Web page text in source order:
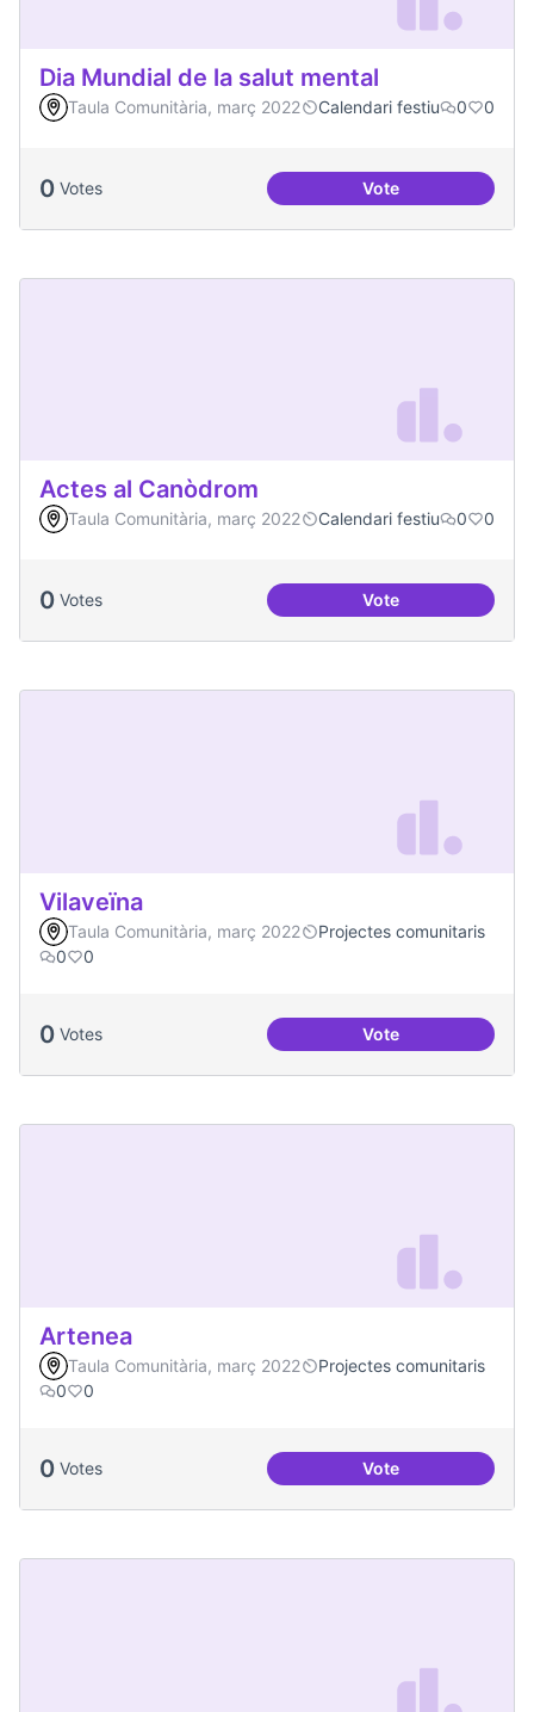
Dia Mundial de la salut mental
Taula Comunitària, març 2022 Calendari festiu 0 0
0 Votes VoteDia Mundial de la
Actes al Canòdrom
Taula Comunitària, març 2022 Calendari festiu 0 0
0 Votes VoteActes al Canòdrom
Vilaveïna
Taula Comunitària, març 2022
Projectes comunitaris
0
0
0 Votes VoteVilaveïna
Artenea
Taula Comunitària, març 2022
Projectes comunitaris
0
0
0 Votes VoteArtenea